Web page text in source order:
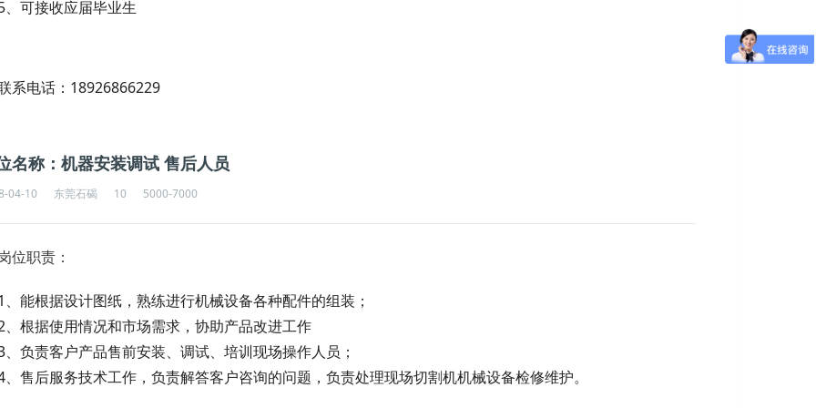
、可接收应届毕业生
系电话：18926866229
名称：机器安装调试 售后人员
04-10 东莞石碣 10 5000-7000
位职责：
、能根据设计图纸，熟练进行机械设备各种配件的组装；
、根据使用情况和市场需求，协助产品改进工作
、负责客户产品售前安装、调试、培训现场操作人员；
、售后服务技术工作，负责解答客户咨询的问题，负责处理现场切割机机械设备检修维护。